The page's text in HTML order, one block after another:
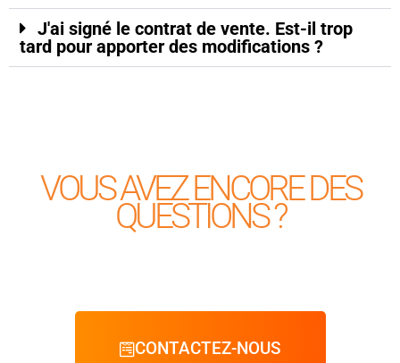
J'ai signé le contrat de vente. Est-il trop
tard pour apporter des modifications ?
VOUS AVEZ ENCORE DES
QUESTIONS ?
CONTACTEZ-NOUS